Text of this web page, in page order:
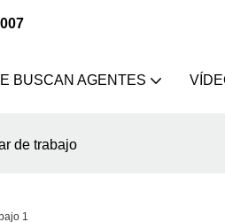
BUSCAN AGENTES
de trabajo